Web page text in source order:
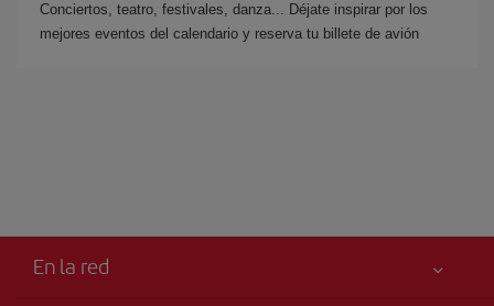
Conciertos, teatro, festivales, danza... Déjate inspirar por los
mejores eventos del calendario y reserva tu billete de avión
En la red